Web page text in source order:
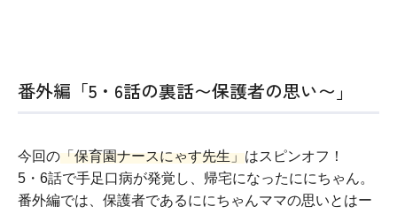
番外編「5・6話の裏話〜保護者の思い〜」
今回の「保育園ナースにゃす先生」はスピンオフ！
5・6話で手足口病が発覚し、帰宅になったににちゃん。
番外編では、保護者であるににちゃんママの思いとはー